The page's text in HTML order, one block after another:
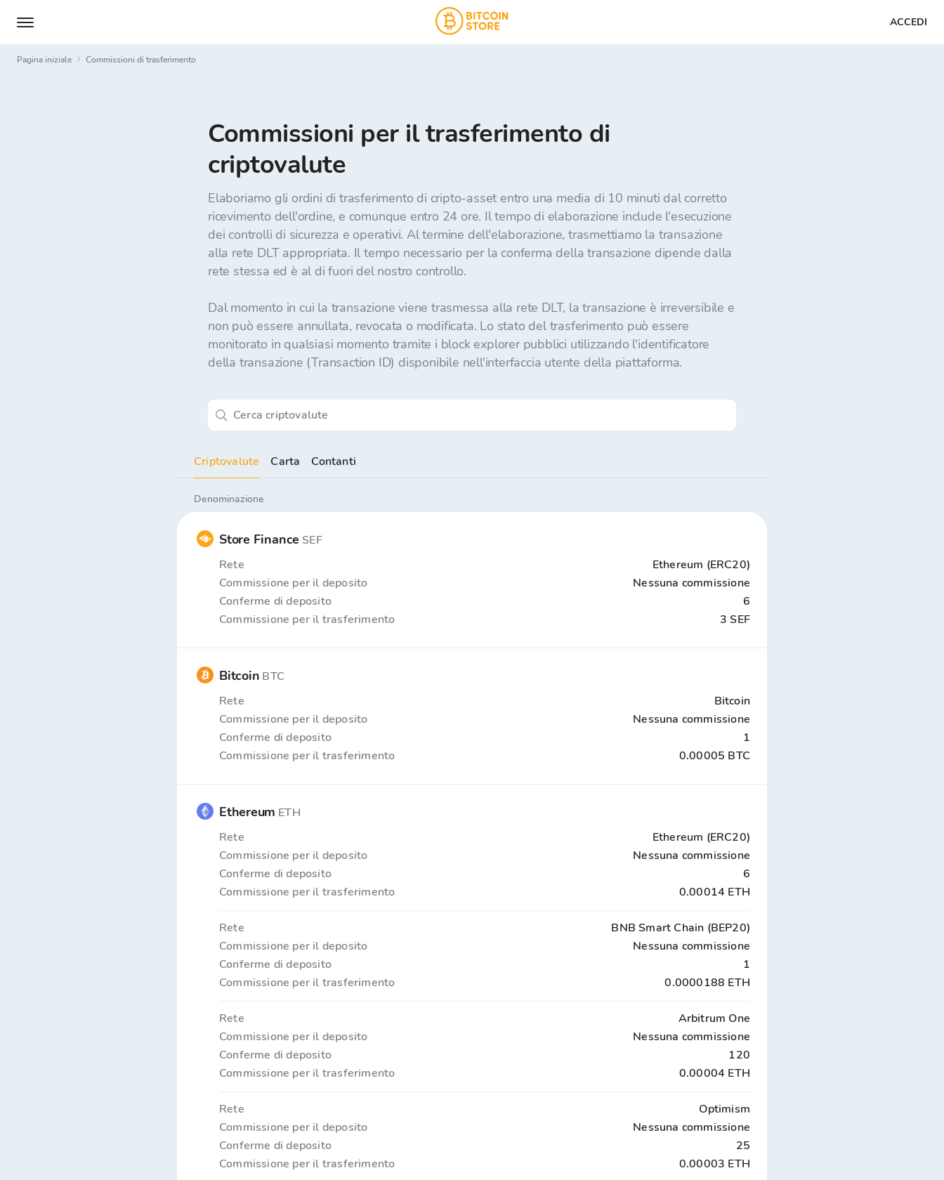
ACCEDI
Pagina iniziale Commissioni di trasferimento
Commissioni per il trasferimento di
criptovalute
Elaboriamo gli ordini di trasferimento di cripto-asset entro una media di 10 minuti dal corretto
ricevimento dell'ordine, e comunque entro 24 ore. Il tempo di elaborazione include l'esecuzione
dei controlli di sicurezza e operativi. Al termine dell'elaborazione, trasmettiamo la transazione
alla rete DLT appropriata. Il tempo necessario per la conferma della transazione dipende dalla
rete stessa ed è al di fuori del nostro controllo.
Dal momento in cui la transazione viene trasmessa alla rete DLT, la transazione è irreversibile e
non può essere annullata, revocata o modificata. Lo stato del trasferimento può essere
monitorato in qualsiasi momento tramite i block explorer pubblici utilizzando l'identificatore
della transazione (Transaction ID) disponibile nell'interfaccia utente della piattaforma.
Criptovalute Carta Contanti
Denominazione
Store Finance SEF
Rete
Ethereum (ERC20)
Commissione per il deposito
Nessuna commissione
Conferme di deposito
6
Commissione per il trasferimento
3 SEF
Bitcoin BTC
Rete
Bitcoin
Commissione per il deposito
Nessuna commissione
Conferme di deposito
1
Commissione per il trasferimento
0.00005 BTC
Ethereum ETH
Rete
Ethereum (ERC20)
Commissione per il deposito
Nessuna commissione
Conferme di deposito
6
Commissione per il trasferimento
0.00014 ETH
Rete
BNB Smart Chain (BEP20)
Commissione per il deposito
Nessuna commissione
Conferme di deposito
1
Commissione per il trasferimento
0.0000188 ETH
Rete
Arbitrum One
Commissione per il deposito
Nessuna commissione
Conferme di deposito
120
Commissione per il trasferimento
0.00004 ETH
Rete
Optimism
Commissione per il deposito
Nessuna commissione
Conferme di deposito
25
Commissione per il trasferimento
0.00003 ETH